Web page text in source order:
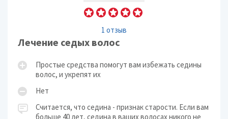
1 отзыв
Лечение седых волос
Простые средства помогут вам избежать седины
волос, и укрепят их
Нет
Считается, что седина - признак старости. Если вам
больше 40 лет, седина в ваших волосах никого не